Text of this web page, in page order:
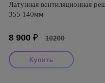
Латунная вентиляционная
355 140мм
8 900 ₽ 10200